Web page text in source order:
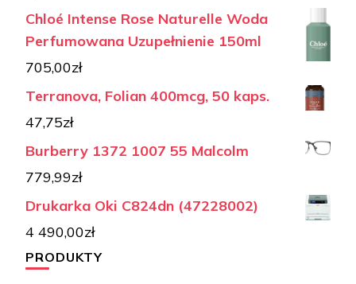
Chloé Intense Rose Naturelle Woda
Perfumowana Uzupełnienie 150ml
705,00zł
Terranova, Folian 400mcg, 50 kaps.
47,75zł
Burberry 1372 1007 55 Malcolm
779,99zł
Drukarka Oki C824dn (47228002)
4 490,00zł
PRODUKTY